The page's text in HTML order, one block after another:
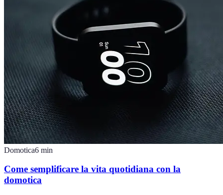
Domotica6 min
Come semplificare la vita quotidiana con la
domotica